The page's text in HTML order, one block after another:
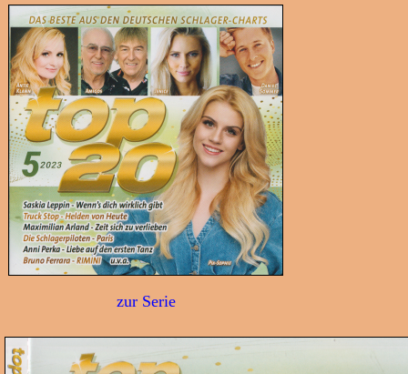
zur Serie